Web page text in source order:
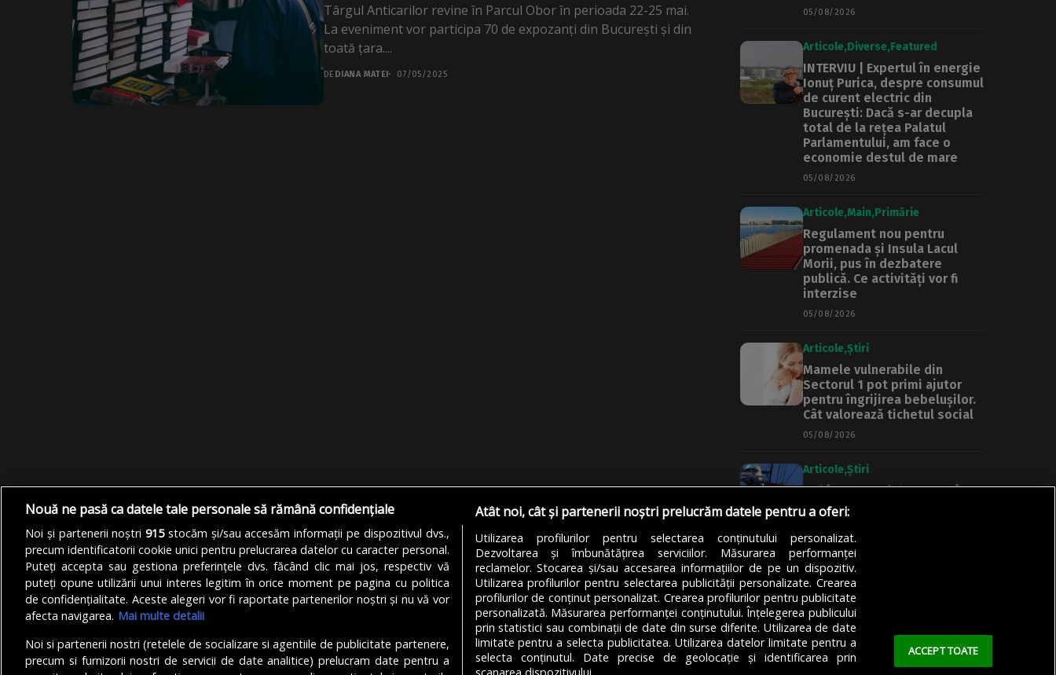
Târgul Anticarilor revine în Parcul Obor în perioada 22-25 mai.
La eveniment vor participa 70 de expozanți din București și din
toată țara....
DE DIANA MATEI 07/05/2025
05/08/2026
Articole Diverse Featured
INTERVIU | Expertul în energie
Ionuț Purica, despre consumul
de curent electric din
București: Dacă s-ar decupla
total de la rețea Palatul
Parlamentului, am face o
economie destul de mare
05/08/2026
Articole Main Primărie
Regulament nou pentru
promenada și Insula Lacul
Morii, pus în dezbatere
publică. Ce activități vor fi
interzise
05/08/2026
Articole Știri
Mamele vulnerabile din
Sectorul 1 pot primi ajutor
pentru îngrijirea bebelușilor.
Cât valorează tichetul social
05/08/2026
Articole Știri
Noi întreruperi de curent în
București, Ilfov și Giurgiu.
Rețele Electrice Muntenia
transmite lista actualizată a
străzilor afectate
05/08/2026
MODIFICĂ SETĂRILE COOKIES
Nouă ne pasă ca datele tale personale să rămână confidențiale
Noi și partenerii noștri915stocăm și/sau accesăm informații pe dispozitivul dvs.,
precum identificatorii cookie unici pentru prelucrarea datelor cu caracter personal.
Puteți accepta sau gestiona preferințele dvs. făcând clic mai jos, respectiv vă
puteți opune utilizării unui interes legitim în orice moment pe pagina cu politica
de confidențialitate. Aceste alegeri vor fi raportate partenerilor noștri și nu vă vor
afecta navigarea. Mai multe detalii
Noi si partenerii nostri (retelele de socializare si agentiile de publicitate partenere,
precum si furnizorii nostri de servicii de date analitice) prelucram date pentru a
Atât noi, cât și partenerii noștri prelucrăm datele pentru a oferi:
Utilizarea profilurilor pentru selectarea conținutului personalizat.
Dezvoltarea și îmbunătățirea serviciilor. Măsurarea performanței
reclamelor. Stocarea și/sau accesarea informațiilor de pe un dispozitiv.
Utilizarea profilurilor pentru selectarea publicității personalizate. Crearea
profilurilor de conținut personalizat. Crearea profilurilor pentru publicitate
personalizată. Măsurarea performanței conținutului. Înțelegerea publicului
prin statistici sau combinații de date din surse diferite. Utilizarea de date
limitate pentru a selecta publicitatea. Utilizarea datelor limitate pentru a
selecta conținutul. Date precise de geolocație și identificarea prin
ACCEPT TOATE